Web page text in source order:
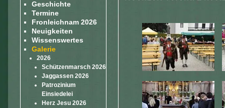
Geschichte
Termine
Fronleichnam 2026
Neuigkeiten
Wissenswertes
Galerie
2026
Schützenmarsch 2026
Jaggassen 2026
Patrozinium
Einsiedelei
Herz Jesu 2026